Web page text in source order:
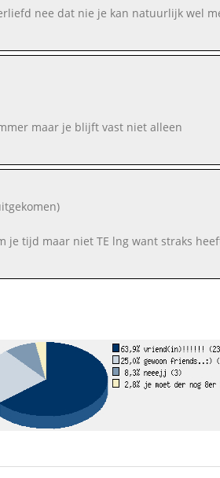
nee dat nie je kan natuurlijk wel
maar je blijft vast niet alleen
je tijd maar niet TE lng want straks